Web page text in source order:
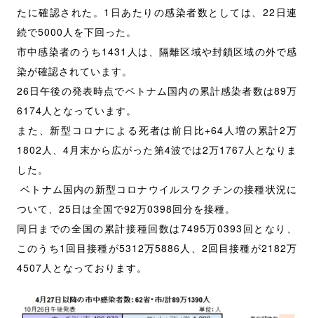
たに確認された。 1 日あたりの感染者数としては、 22 日連
続で5000 人を下回った。
市中感染者のうち1431 人は、隔離区域や封鎖区域の外で感
染が確認されています。
26日午後の発表時点でベトナム国内の累計感染者数は89万
6174 人となっています。
また、新型コロナによる死者は前日比+64 人増の累計2万
1802 人、4 月末から広がった第4波では2万1767 人となりま
した。
ベトナム国内の新型コロナウイルスワクチンの接種状況に
ついて、 25日は全国で92万0398回分を接種。
同日までの全国の累計接種回数は7495万0393 回となり、
このうち1 回目接種が5312万5886人 2回目接種が2182万
4507人 となっております。